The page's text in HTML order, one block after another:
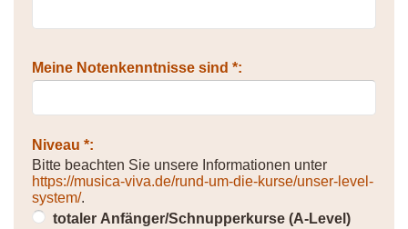
Meine Notenkenntnisse sind *:
Niveau *:
Bitte beachten Sie unsere Informationen unter
https://musica-viva.de/rund-um-die-kurse/unser-level-
system/.
totaler Anfänger/Schnupperkurse (A-Level)